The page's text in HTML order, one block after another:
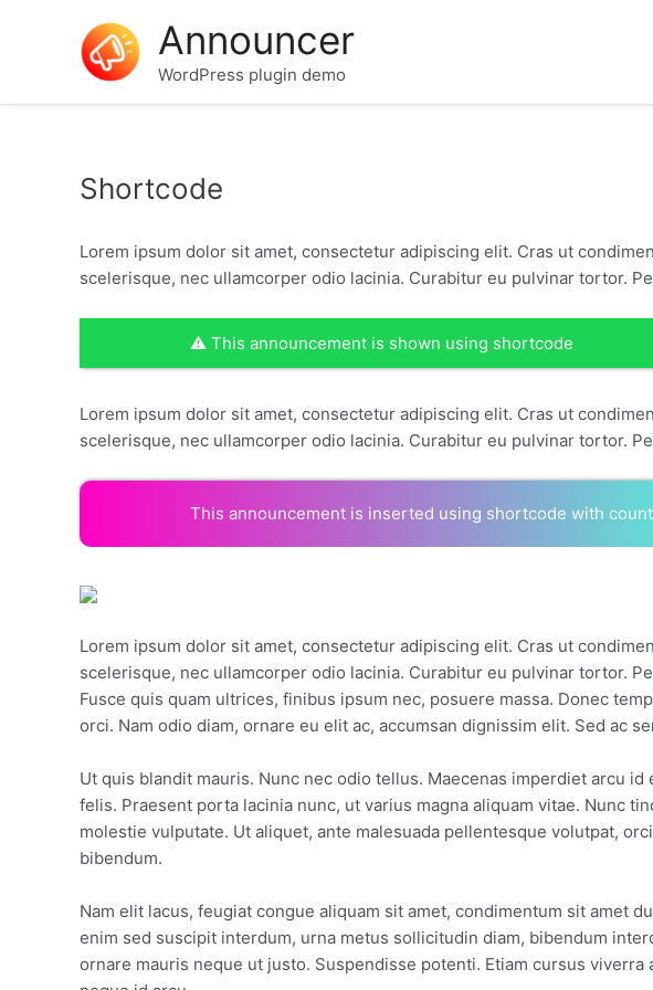
Announcer
WordPress plugin demo
Shortcode
Lorem ipsum dolor sit amet, consectetur adipiscing elit. Cras ut
scelerisque, nec ullamcorper odio lacinia. Curabitur eu pulvinar tortor.
⚠ This announcement is shown using shortcode
Lorem ipsum dolor sit amet, consectetur adipiscing elit. Cras ut
scelerisque, nec ullamcorper odio lacinia. Curabitur eu pulvinar tortor.
This announcement is inserted using shortcode with
Lorem ipsum dolor sit amet, consectetur adipiscing elit. Cras ut
scelerisque, nec ullamcorper odio lacinia. Curabitur eu pulvinar tortor.
Fusce quis quam ultrices, finibus ipsum nec, posuere massa. Donec
orci. Nam odio diam, ornare eu elit ac, accumsan dignissim elit. Sed ac
Ut quis blandit mauris. Nunc nec odio tellus. Maecenas imperdiet arcu
felis. Praesent porta lacinia nunc, ut varius magna aliquam vitae. Nunc
molestie vulputate. Ut aliquet, ante malesuada pellentesque volutpat,
bibendum.
Nam elit lacus, feugiat congue aliquam sit amet, condimentum sit amet
enim sed suscipit interdum, urna metus sollicitudin diam, bibendum
ornare mauris neque ut justo. Suspendisse potenti. Etiam cursus